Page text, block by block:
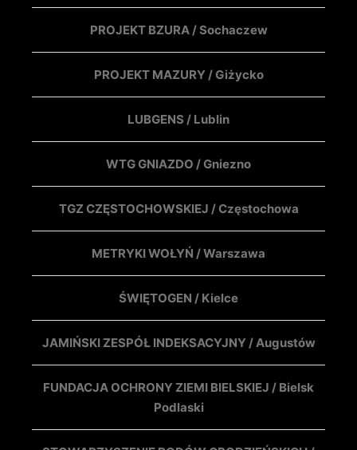
PROJEKT BZURA / Sochaczew
PROJEKT MAZURY / Giżycko
LUBGENS / Lublin
WTG GNIAZDO / Gniezno
TGZ CZĘSTOCHOWSKIEJ / Częstochowa
METRYKI WOŁYŃ / Warszawa
ŚWIĘTOGEN / Kielce
JAMIŃSKI ZESPÓŁ INDEKSACYJNY / Augustów
FUNDACJA OCHRONY ZIEMI BIELSKIEJ / Bielsk
Podlaski